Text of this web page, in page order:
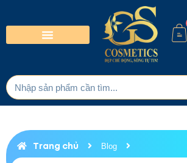
Trang chủ Blog